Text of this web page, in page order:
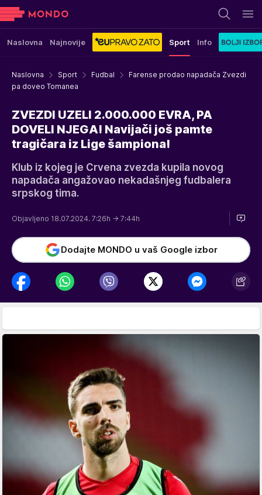
Naslovna Najnovije Sport Info
Naslovna Sport Fudbal
Farense prodao napadača Zvezdi
pa doveo Tomanea
ZVEZDI UZELI 2.000.000 EVRA, PA
DOVELI NJEGA! Navijači još pamte
tragičara iz Lige šampiona!
Klub iz kojeg je Crvena zvezda kupila novog
napadača angažovao nekadašnjeg fudbalera
srpskog tima.
Objavljeno 18.07.2024. 7:26h → 7:44h
Dodajte MONDO u vaš Google izbor